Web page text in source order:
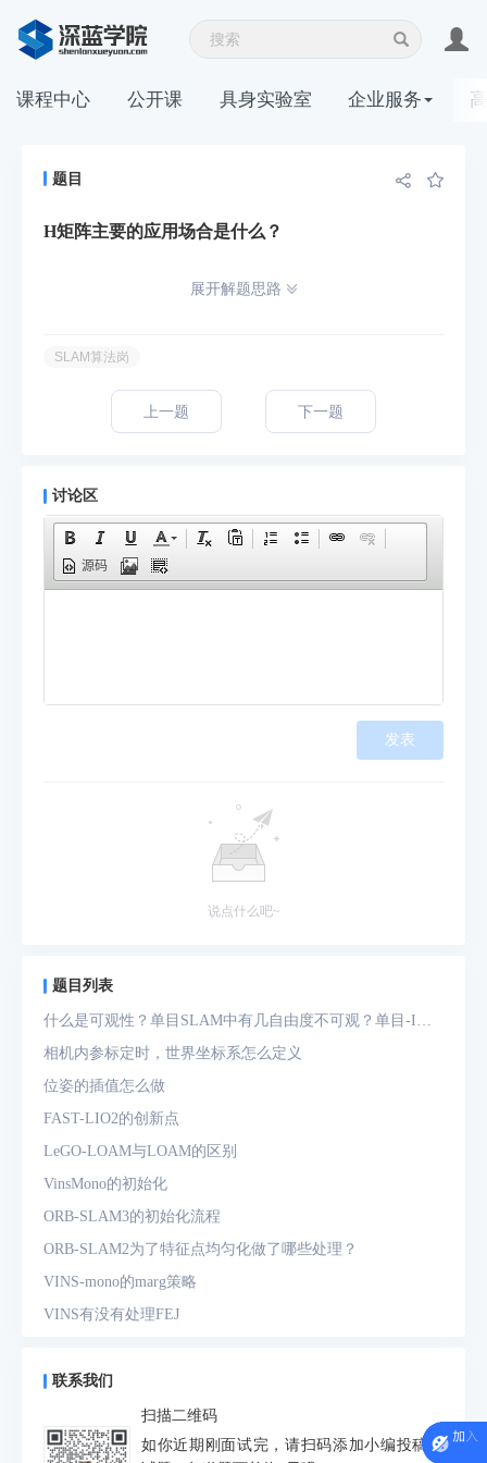
课程中心 公开课 具身实验室 企业服务
题目
H矩阵主要的应用场合是什么？
展开解题思路
SLAM算法岗
上一题 下一题
讨论区
源码
发表
说点什么吧~
题目列表
什么是可观性？单目SLAM中有几自由度不可观？单目-IMU
系统中有几自由度不可观？
相机内参标定时，世界坐标系怎么定义
位姿的插值怎么做
FAST-LIO2的创新点
LeGO-LOAM与LOAM的区别
VinsMono的初始化
ORB-SLAM3的初始化流程
ORB-SLAM2为了特征点均匀化做了哪些处理？
VINS-mono的marg策略
VINS有没有处理FEJ
预积分中的bias如何处理
为什么要进行预积分
IMU测量方程是什么？噪声模型是什么？
联系我们
扫描二维码
如你近期刚面试完，请扫码添加小编投稿面